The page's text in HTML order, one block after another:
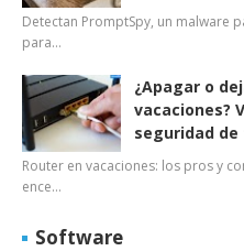
Detectan PromptSpy, un malware
para…
¿Apagar o
vacaciones?
seguridad
Router en vacaciones: los pros y
ence…
Software